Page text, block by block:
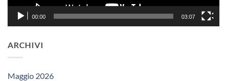
00:00 03:07
ARCHIVI
Maggio 2026